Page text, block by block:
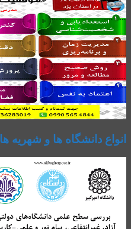
انواع دانشگاه ها و شهریه ها